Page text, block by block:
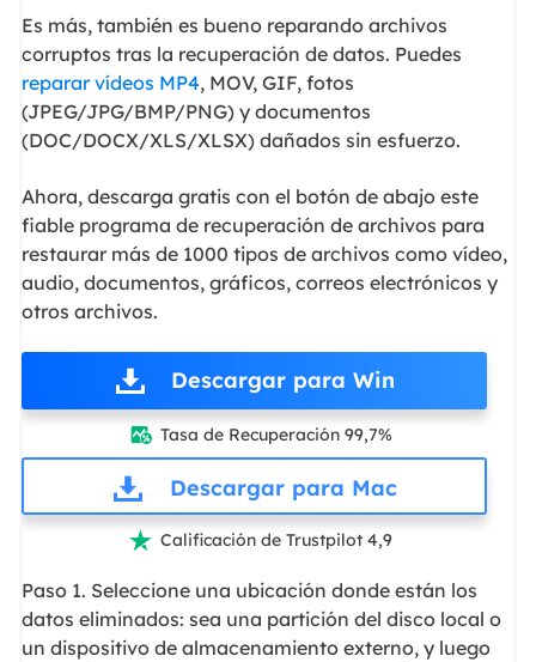
Es más, también es bueno reparando archivos
corruptos tras la recuperación de datos. Puedes
reparar vídeos MP4, MOV, GIF, fotos
(JPEG/JPG/BMP/PNG) y documentos
(DOC/DOCX/XLS/XLSX) dañados sin esfuerzo.
Ahora, descarga gratis con el botón de abajo este
fiable programa de recuperación de archivos para
restaurar más de 1000 tipos de archivos como vídeo,
audio, documentos, gráficos, correos electrónicos y
otros archivos.
Descargar para Win
 Tasa de Recuperación 99,7%
Descargar para Mac
 Calificación de Trustpilot 4,9
Paso 1. Seleccione una ubicación donde están los
datos eliminados: sea una partición del disco local o
un dispositivo de almacenamiento externo, y luego